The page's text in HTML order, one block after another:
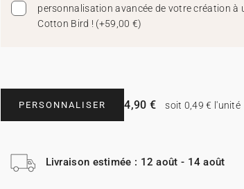
personnalisation avancée de votre création à
Cotton Bird ! (+59,00 €)
PERSONNALISER 4,90 € soit 0,49 € l'unité
Livraison estimée : 12 août - 14 août